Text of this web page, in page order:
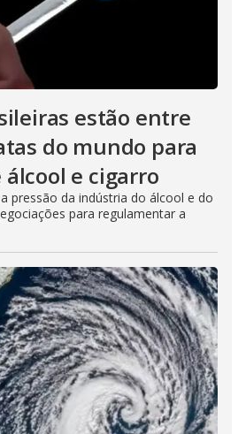
estão entre
do mundo para
e cigarro
pressão da indústria do álcool e do
para regulamentar a